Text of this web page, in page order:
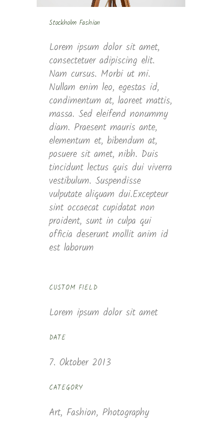
Stockholm Fashion
Lorem ipsum dolor sit amet,
consectetuer adipiscing elit.
Nam cursus. Morbi ut mi.
Nullam enim leo, egestas id,
condimentum at, laoreet mattis,
massa. Sed eleifend nonummy
diam. Praesent mauris ante,
elementum et, bibendum at,
posuere sit amet, nibh. Duis
tincidunt lectus quis dui viverra
vestibulum. Suspendisse
vulputate aliquam dui.Excepteur
sint occaecat cupidatat non
proident, sunt in culpa qui
officia deserunt mollit anim id
est laborum
CUSTOM FIELD
Lorem ipsum dolor sit amet
DATE
7. Oktober 2013
CATEGORY
Art, Fashion, Photography